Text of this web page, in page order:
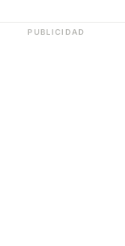
PUBLICIDAD